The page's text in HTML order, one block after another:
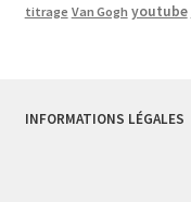
titrage Van Gogh youtube
INFORMATIONS LÉGALES